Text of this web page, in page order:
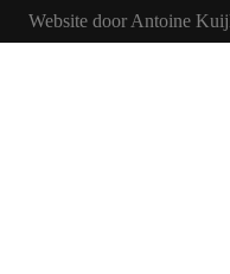
Website door Antoine